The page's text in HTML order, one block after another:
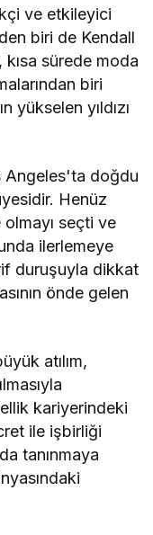
ve etkileyici
biri de Kendall
kısa sürede moda
biri
yükselen yıldızı
Angeles'ta doğdu
Henüz
seçti ve
ilerlemeye
duruşuyla dikkat
önde gelen
atılım,
kariyerindeki
ile işbirliği
tanınmaya